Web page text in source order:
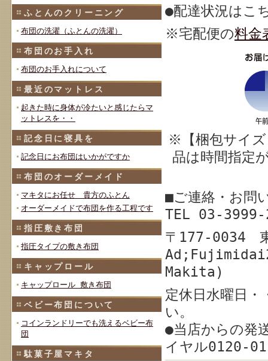
ふとんのクリーニング
布団の洗濯（ふとんの洗濯）
布団のお手入れ
布団のお手入れについて
最近のマットレス
起きた時に身体が冷たいと感じたらマ
ットレスを・・
記念日に寝具を
記念日にお布団はいかがですか
布団のオーダーメイド
マキタにお任せ 貴方のふとん
オーダーメイドで布団を作る工程です
指圧敷き布団
指圧タイプの敷き布団
キャップロール
キャップロール 敷き布団
ベビー布団について
コインランドリーでも洗えるベビー布
団
駄菓子屋マキタ
●配達状況はこ
※宅配便の料金
※【梱包サイズ
品は時間指定
■ご連絡・お問
TEL 03-
〒177-0034
Makita)
定休日水曜日
い。
●当店からの発
イヤル0120-